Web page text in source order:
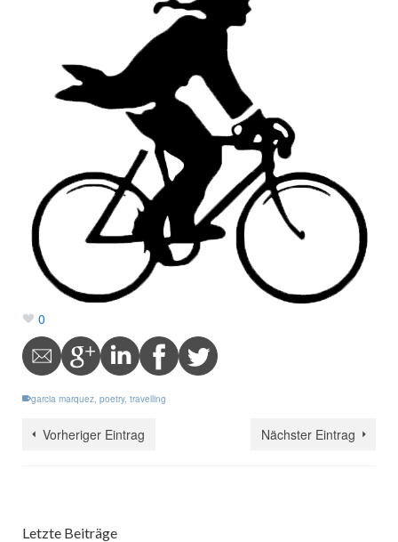
0
garcia marquez poetry, travelling
Vorheriger Eintrag Nächster Eintrag
Letzte Beiträge